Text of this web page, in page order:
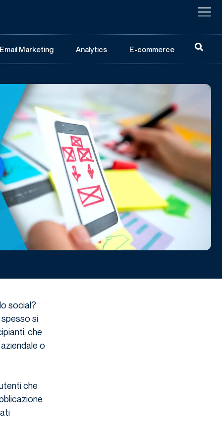
Email Marketing Analytics E-commerce
social?
si
che
o
che